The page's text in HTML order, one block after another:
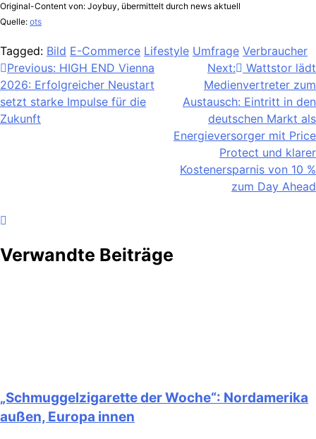
Original-Content von: Joybuy, übermittelt durch news aktuell
Quelle: ots
Tagged: Bild E-Commerce Lifestyle Umfrage Verbraucher
Beitragsnavigation
Previous: HIGH END Vienna
2026: Erfolgreicher Neustart
setzt starke Impulse für die
Zukunft
Next:
Wattstor lädt
Medienvertreter zum
Austausch: Eintritt in den
deutschen Markt als
Energieversorger mit Price
Protect und klarer
Kostenersparnis von 10 %
zum Day Ahead
Verwandte Beiträge
„Schmuggelzigarette der Woche“: Nordamerika
außen, Europa innen